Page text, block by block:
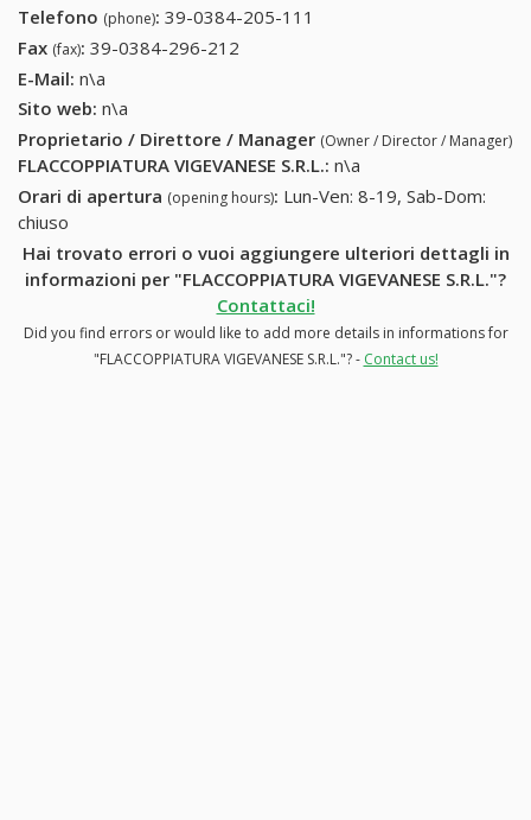
Telefono (phone): 39-0384-205-111
Fax (fax): 39-0384-296-212
E-Mail: n\a
Sito web: n\a
Proprietario / Direttore / Manager (Owner / Director / Manager)
FLACCOPPIATURA VIGEVANESE S.R.L.: n\a
Orari di apertura (opening hours): Lun-Ven: 8-19, Sab-Dom:
chiuso
Hai trovato errori o vuoi aggiungere ulteriori dettagli in
informazioni per "FLACCOPPIATURA VIGEVANESE S.R.L."?
Contattaci!
Did you find errors or would like to add more details in informations for
"FLACCOPPIATURA VIGEVANESE S.R.L."? - Contact us!